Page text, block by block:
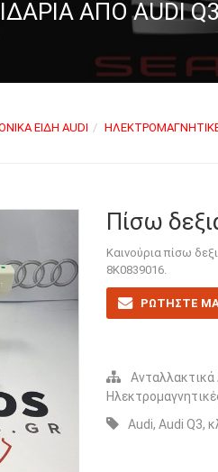
ΑΠΌ AUDI
ΕΊΔΗ AUDI
Πίσω
Καινούρια πίσω
8K0839016.
ΡΩΤΗΣΤΕ
Ανταλλακτικά
Audi,Audi Q3,